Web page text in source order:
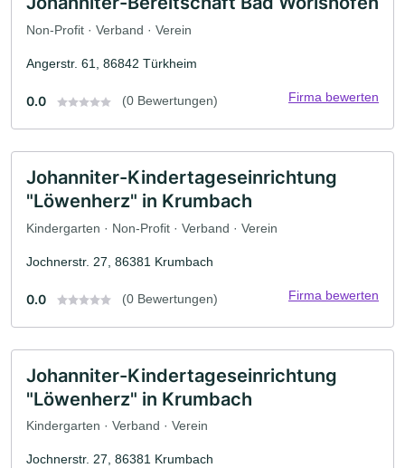
Non-Profit · Verband · Verein
Angerstr. 61, 86842 Türkheim
0.0 (0 Bewertungen) Firma bewerten
Johanniter-Kindertageseinrichtung
"Löwenherz" in Krumbach
Kindergarten · Non-Profit · Verband · Verein
Jochnerstr. 27, 86381 Krumbach
0.0 (0 Bewertungen) Firma bewerten
Johanniter-Kindertageseinrichtung
"Löwenherz" in Krumbach
Kindergarten · Verband · Verein
Jochnerstr. 27, 86381 Krumbach